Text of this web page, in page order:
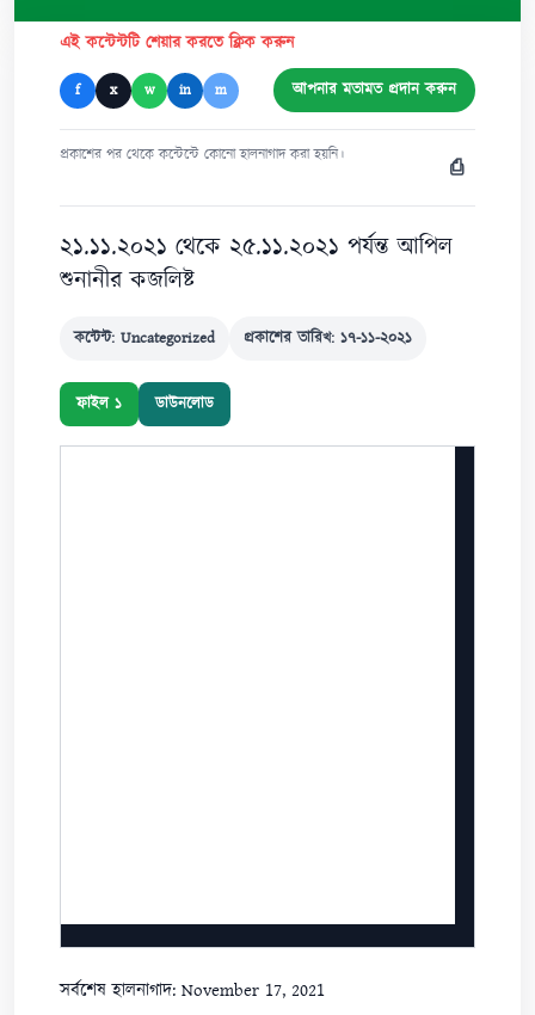
এই কন্টেন্টটি শেয়ার করতে ক্লিক করুন
f x w in m আপনার মতামত প্রদান করুন
প্রকাশের পর থেকে কন্টেন্টে কোনো হালনাগাদ করা হয়নি। ⎙
২১.১১.২০২১ থেকে ২৫.১১.২০২১ পর্যন্ত আপিল
শুনানীর কজলিষ্ট
কন্টেন্ট: Uncategorized প্রকাশের তারিখ: ১৭-১১-২০২১
ফাইল ১ ডাউনলোড
সর্বশেষ হালনাগাদ: November 17, 2021